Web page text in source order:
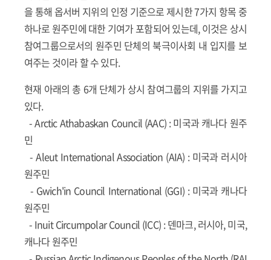
을 통해 옵서버 지위의 인정 기준으로 제시한 7가지 항목 중
하나로 원주민에 대한 기여가 포함되어 있는데, 이것은 상시
참여그룹으로서의 원주민 단체의 북극이사회 내 입지를 보
여주는 것이라 할 수 있다.
현재 아래의 총 6개 단체가 상시 참여그룹의 지위를 가지고
있다.
-Arctic Athabaskan Council (AAC) : 미국과 캐나다 원주
민
-Aleut International Association (AIA) : 미국과 러시아
원주민
- Gwich'in Council International (GGI) : 미국과 캐나다
원주민
- Inuit Circumpolar Council (ICC) : 덴마크, 러시아, 미국,
캐나다 원주민